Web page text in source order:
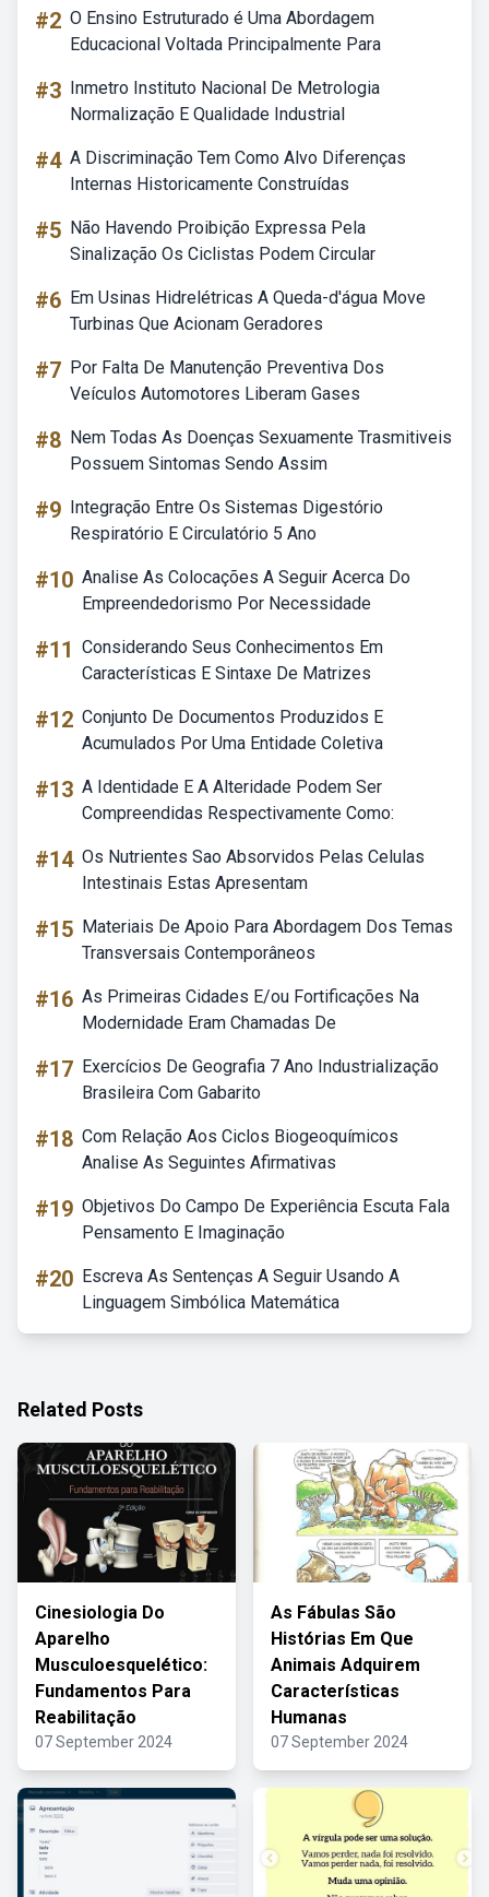
#2 O Ensino Estruturado é Uma Abordagem
Educacional Voltada Principalmente Para
#3 Inmetro Instituto Nacional De Metrologia
Normalização E Qualidade Industrial
#4 A Discriminação Tem Como Alvo Diferenças
Internas Historicamente Construídas
#5 Não Havendo Proibição Expressa Pela
Sinalização Os Ciclistas Podem Circular
#6 Em Usinas Hidrelétricas A Queda-d'água Move
Turbinas Que Acionam Geradores
#7 Por Falta De Manutenção Preventiva Dos
Veículos Automotores Liberam Gases
#8 Nem Todas As Doenças Sexuamente Trasmitiveis
Possuem Sintomas Sendo Assim
#9 Integração Entre Os Sistemas Digestório
Respiratório E Circulatório 5 Ano
#10 Analise As Colocações A Seguir Acerca Do
Empreendedorismo Por Necessidade
#11 Considerando Seus Conhecimentos Em
Características E Sintaxe De Matrizes
#12 Conjunto De Documentos Produzidos E
Acumulados Por Uma Entidade Coletiva
#13 A Identidade E A Alteridade Podem Ser
Compreendidas Respectivamente Como:
#14 Os Nutrientes Sao Absorvidos Pelas Celulas
Intestinais Estas Apresentam
#15 Materiais De Apoio Para Abordagem Dos Temas
Transversais Contemporâneos
#16 As Primeiras Cidades E/ou Fortificações Na
Modernidade Eram Chamadas De
#17 Exercícios De Geografia 7 Ano Industrialização
Brasileira Com Gabarito
#18 Com Relação Aos Ciclos Biogeoquímicos
Analise As Seguintes Afirmativas
#19 Objetivos Do Campo De Experiência Escuta Fala
Pensamento E Imaginação
#20 Escreva As Sentenças A Seguir Usando A
Linguagem Simbólica Matemática
Related Posts
Cinesiologia Do
Aparelho
Musculoesquelético:
Fundamentos Para
Reabilitação
07 September 2024
As Fábulas São
Histórias Em Que
Animais Adquirem
Características
Humanas
07 September 2024